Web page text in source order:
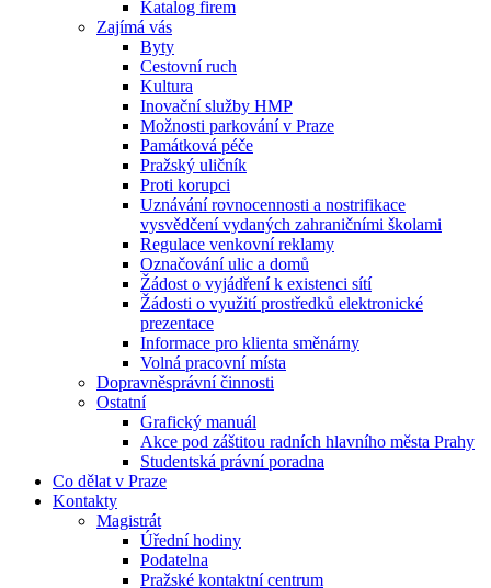
Katalog firem
Zajímá vás
Byty
Cestovní ruch
Kultura
Inovační služby HMP
Možnosti parkování v Praze
Památková péče
Pražský uličník
Proti korupci
Uznávání rovnocennosti a nostrifikace
vysvědčení vydaných zahraničními školami
Regulace venkovní reklamy
Označování ulic a domů
Žádost o vyjádření k existenci sítí
Žádosti o využití prostředků elektronické
prezentace
Informace pro klienta směnárny
Volná pracovní místa
Dopravněsprávní činnosti
Ostatní
Grafický manuál
Akce pod záštitou radních hlavního města Prahy
Studentská právní poradna
Co dělat v Praze
Kontakty
Magistrát
Úřední hodiny
Podatelna
Pražské kontaktní centrum